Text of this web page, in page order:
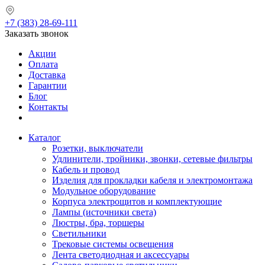
+7 (383) 28-69-111
Заказать звонок
Акции
Оплата
Доставка
Гарантии
Блог
Контакты
Каталог
Розетки, выключатели
Удлинители, тройники, звонки, сетевые фильтры
Кабель и провод
Изделия для прокладки кабеля и электромонтажа
Модульное оборудование
Корпуса электрощитов и комплектующие
Лампы (источники света)
Люстры, бра, торшеры
Светильники
Трековые системы освещения
Лента светодиодная и аксессуары